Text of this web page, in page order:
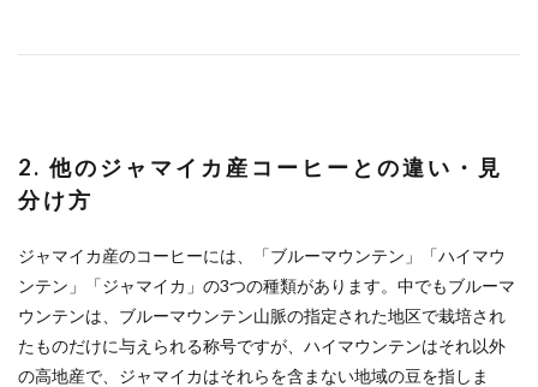
2. 他のジャマイカ産コーヒーとの違い・見
分け方
ジャマイカ産のコーヒーには、「ブルーマウンテン」「ハイマウ
ンテン」「ジャマイカ」の3つの種類があります。中でもブルーマ
ウンテンは、ブルーマウンテン山脈の指定された地区で栽培され
たものだけに与えられる称号ですが、ハイマウンテンはそれ以外
の高地産で、ジャマイカはそれらを含まない地域の豆を指しま